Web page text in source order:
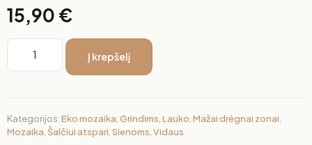
15,90 €
Į krepšelį
Kategorijos:Eko mozaika,Grindims,Lauko,Mažai drėgnai zonai,
Mozaika, Šalčiui atspari,Sienoms,Vidaus